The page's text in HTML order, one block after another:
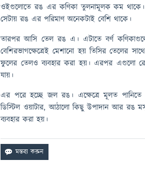
ওইগুলোতে রঙ এর কণিকা তুলনামূলক কম থাকে।
সেটায় রঙ এর পরিমাণ অনেকটাই বেশি থাকে।
তারপর আসি তেল রঙ এ। এটাতে বর্ণ
বেশিরভাগক্ষেত্রেই মেশানো হয় তিসির তেলের
ফুলের তেলও ব্যবহার করা হয়। এরপর এগুলো
যায়।
এর পরে হচ্ছে জল রঙ। এক্ষেত্রে মূলত পানিতে
ডিস্টিল ওয়াটার, আঠালো কিছু উপাদান আর রঙ
ব্যবহার করা হয়।